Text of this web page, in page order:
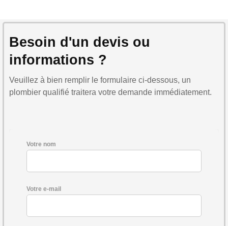
Besoin d'un devis ou
informations ?
Veuillez à bien remplir le formulaire ci-dessous, un
plombier qualifié traitera votre demande immédiatement.
Votre nom
Votre e-mail